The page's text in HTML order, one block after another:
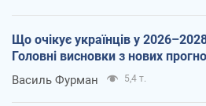
Що очікує українців у
Головні висновки з нових
Василь Фурман 5,4 т.